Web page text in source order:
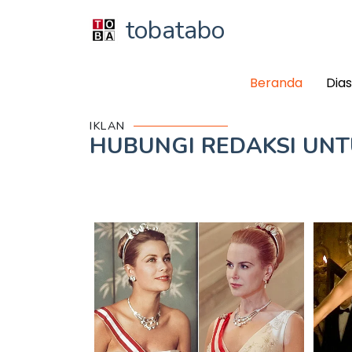
tobatabo
Beranda
IKLAN
HUBUNGI REDAKSI